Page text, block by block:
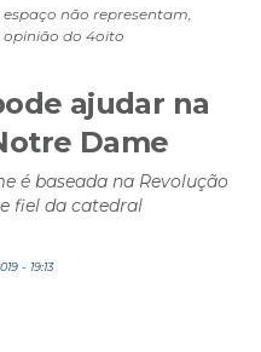
espaço não representam,
opinião do 4oito
ajudar na
Dame
é baseada na Revolução
fiel da catedral
- 19:13